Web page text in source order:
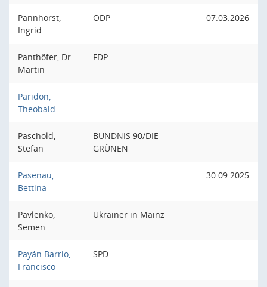
Pannhorst,
Ingrid
ÖDP 07.03.2026
Panthöfer, Dr.
Martin
FDP
Paridon,
Theobald
Paschold,
Stefan
BÜNDNIS 90/DIE
GRÜNEN
Pasenau,
Bettina
30.09.2025
Pavlenko,
Semen
Ukrainer in Mainz
Payán Barrio,
Francisco
SPD